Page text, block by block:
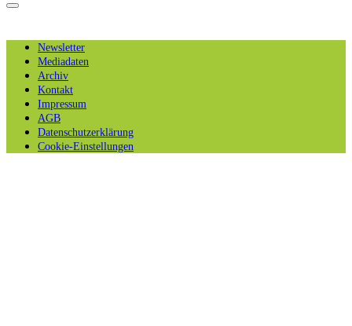
Newsletter
Mediadaten
Archiv
Kontakt
Impressum
AGB
Datenschutzerklärung
Cookie-Einstellungen